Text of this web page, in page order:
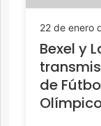
22 de enero
Bexel y
de